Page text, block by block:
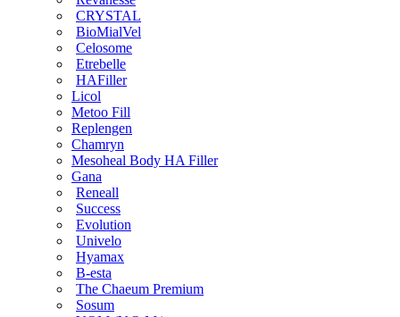
CRYSTAL
BioMialVel
Celosome
Etrebelle
HAFiller
Licol
Metoo Fill
Replengen
Chamryn
Mesoheal Body HA Filler
Gana
Reneall
Success
Evolution
Univelo
Hyamax
B-esta
The Chaeum Premium
Sosum